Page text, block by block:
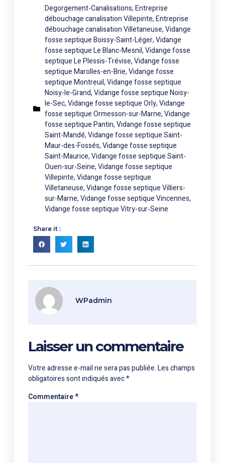
Degorgement-Canalisations,Entreprise
débouchage canalisation Villepinte,Entreprise
débouchage canalisation Villetaneuse,Vidange
fosse septique Boissy-Saint-Léger,Vidange
fosse septique Le Blanc-Mesnil,Vidange fosse
septique Le Plessis-Trévise,Vidange fosse
septique Marolles-en-Brie,Vidange fosse
septique Montreuil,Vidange fosse septique
Noisy-le-Grand,Vidange fosse septique Noisy-
le-Sec,Vidange fosse septique Orly,Vidange
fosse septique Ormesson-sur-Marne,Vidange
fosse septique Pantin,Vidange fosse septique
Saint-Mandé,Vidange fosse septique Saint-
Maur-des-Fossés,Vidange fosse septique
Saint-Maurice,Vidange fosse septique Saint-
Ouen-sur-Seine,Vidange fosse septique
Villepinte,Vidange fosse septique
Villetaneuse,Vidange fosse septique Villiers-
sur-Marne,Vidange fosse septique Vincennes,
Vidange fosse septique Vitry-sur-Seine
Share it :
WPadmin
Laisser un commentaire
Votre adresse e-mail ne sera pas publiée.Les champs
obligatoires sont indiqués avec*
Commentaire*